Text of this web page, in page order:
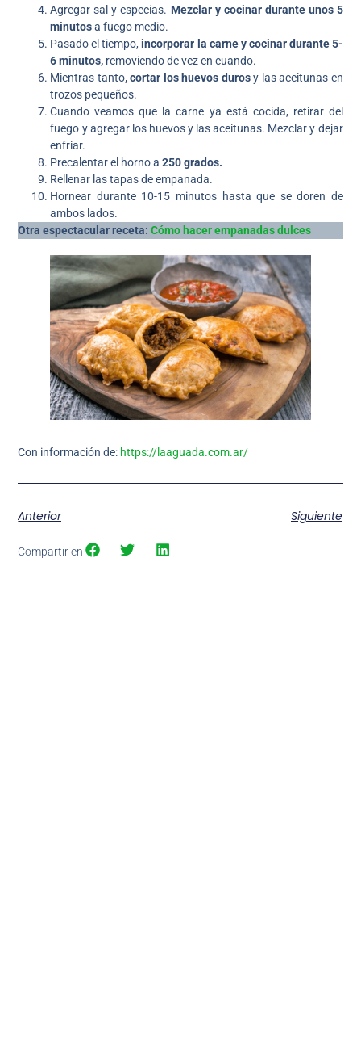
Agregar sal y especias. Mezclar y cocinar durante unos 5
minutosa fuego medio.
Pasado el tiempo, incorporar la carne y cocinar durante 5-
6 minutos, removiendo de vez en cuando.
Mientras tanto, cortar los huevos durosy las aceitunas en
trozos pequeños.
Cuando veamos que la carne ya está cocida, retirar del
fuego y agregar los huevos y las aceitunas. Mezclar y dejar
enfriar.
Precalentar el horno a250 grados.
Rellenar las tapas de empanada.
Hornear durante 10-15 minutos hasta que se doren de
ambos lados.
Otra espectacular receta:Cómo hacer empanadas dulces
Con información de: https://laaguada.com.ar/
Anterior Siguiente
Compartir en